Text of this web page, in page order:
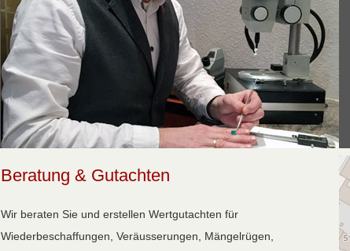
Beratung & Gutachten
Wir beraten Sie und erstellen Wertgutachten für
Wiederbeschaffungen, Veräusserungen, Mängelrügen,